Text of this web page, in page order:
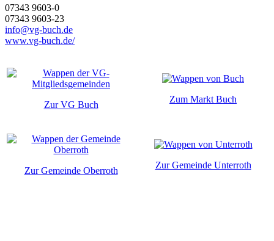
07343 9603-0
07343 9603-23
info@vg-buch.de
www.vg-buch.de/
Zur VG Buch
Zum Markt Buch
Zur Gemeinde Oberroth
Zur Gemeinde Unterroth